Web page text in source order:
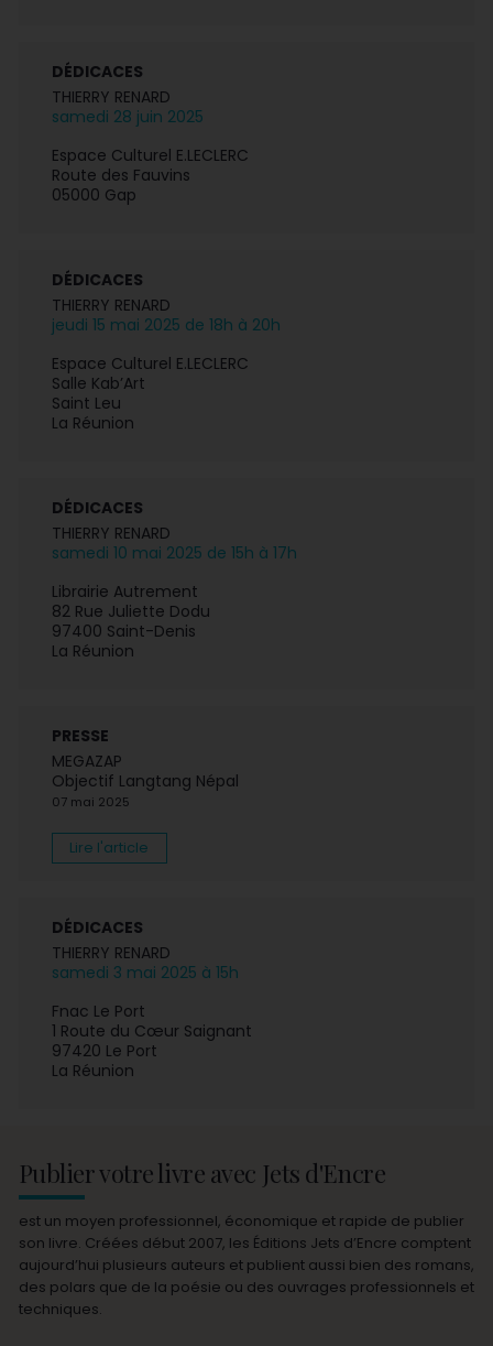
DÉDICACES
THIERRY RENARD
samedi 28 juin 2025
Espace Culturel E.LECLERC
Route des Fauvins
05000 Gap
DÉDICACES
THIERRY RENARD
jeudi 15 mai 2025 de 18h à 20h
Espace Culturel E.LECLERC
Salle Kab’Art
Saint Leu
La Réunion
DÉDICACES
THIERRY RENARD
samedi 10 mai 2025 de 15h à 17h
Librairie Autrement
82 Rue Juliette Dodu
97400 Saint-Denis
La Réunion
PRESSE
MEGAZAP
Objectif Langtang Népal
07 mai 2025
Lire l'article
DÉDICACES
THIERRY RENARD
samedi 3 mai 2025 à 15h
Fnac Le Port
1 Route du Cœur Saignant
97420 Le Port
La Réunion
Publier votre livre avec Jets d'Encre
est un moyen professionnel, économique et rapide de publier
son livre. Créées début 2007, les Éditions Jets d’Encre comptent
aujourd’hui plusieurs auteurs et publient aussi bien des romans,
des polars que de la poésie ou des ouvrages professionnels et
techniques.